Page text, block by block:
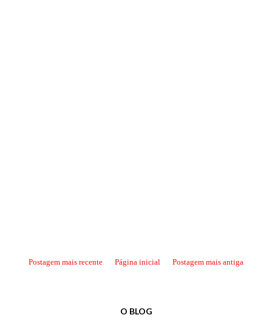
Postagem mais recente Postagem mais antiga
Página inicial
O BLOG